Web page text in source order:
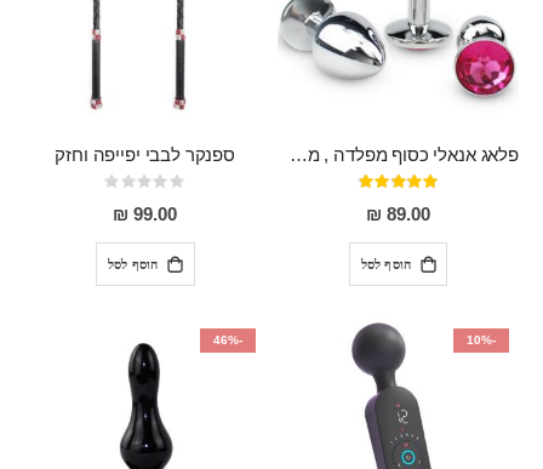
פלאג אנאלי כסוף מפלדה , מתאים ללבישה מתחת לבגדים, בגודל 7.3 על 2.8 ס"מ
דירוג:
97%
89.00 ₪
הוסף לסל
ספנקר לבבי יפייפה וחזק
Rating:
0%
99.00 ₪
הוסף לסל
-10%
-46%